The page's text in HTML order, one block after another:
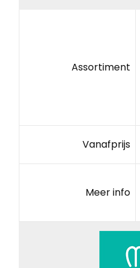
Assortiment
Vanafprijs
Meer info